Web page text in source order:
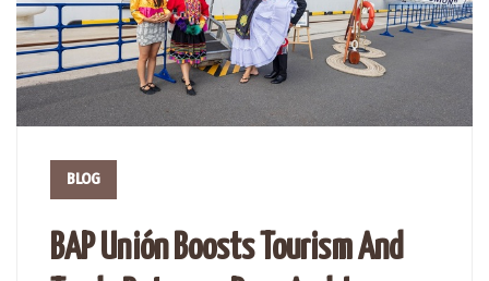
BLOG
BAP Unión Boosts Tourism And